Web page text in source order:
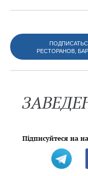
РЕСТОРАНОВ,
Підписуйтеся на